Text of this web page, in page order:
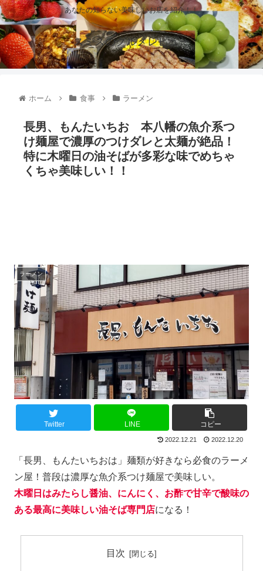
あなたの知らない美味しいお店を紹介！！
スミスのグルメレビュー
ホーム 食事 ラーメン
長男、もんたいちお 本八幡の魚介系つ
け麺屋で濃厚のつけダレと太麺が絶品！
特に木曜日の油そばが多彩な味でめちゃ
くちゃ美味しい！！
ラーメン
Twitter LINE コピー
2022.12.21 2022.12.20
「長男、もんたいちおは」麺類が好きなら必食のラーメ
ン屋！普段は濃厚な魚介系つけ麺屋で美味しい。
木曜日はみたらし醤油、にんにく、お酢で甘辛で酸味の
ある最高に美味しい油そば専門店になる！
目次